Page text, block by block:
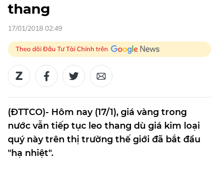
thang
17/01/2018 02:49
Theo dõi Đầu Tư Tài Chính trên
(ĐTTCO)- Hôm nay (17/1), giá vàng trong
nước vẫn tiếp tục leo thang dù giá kim loại
quý này trên thị trường thế giới đã bắt đầu
"hạ nhiệt".